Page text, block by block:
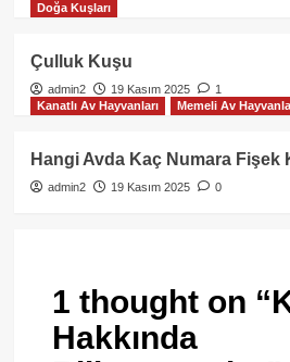
Doğa Kuşları
Çulluk Kuşu
admin2 19 Kasım 2025
1
Kanatlı Av Hayvanları
Memeli Av
Hangi Avda Kaç Numara Fişek
admin2 19 Kasım 2025 0
1 thought on “
Hakkında